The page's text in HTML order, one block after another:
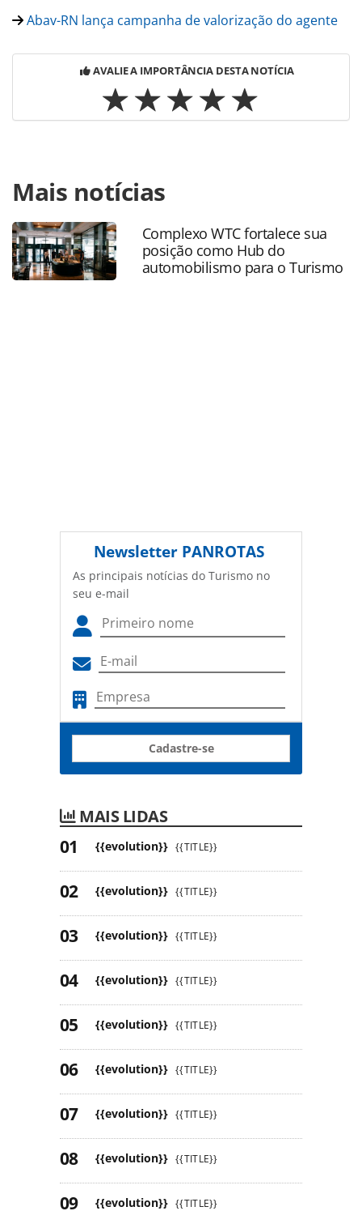
Abav-RN lança campanha de valorização do agente
AVALIE A IMPORTÂNCIA DESTA NOTÍCIA
https://www.panrotas.com.br/agencias-de-
viagens/eventos/2020/08/saiba-tudo-sobre-o-abav-collab-
evento-hibrido-programado-para-setembro_175719.html
ou as ferramentas oferecidas na página. Todo o conteúdo
produzido pela PANROTAS Editora é protegido pela
legislação brasileira sobre direito autoral. Não reproduza o
Mais notícias
Complexo WTC fortalece sua
posição como Hub do
automobilismo para o Turismo
Newsletter PANROTAS
As principais notícias do Turismo no
seu e-mail
Cadastre-se
MAIS LIDAS
{{evolution}} {{TITLE}}
{{evolution}} {{TITLE}}
{{evolution}} {{TITLE}}
{{evolution}} {{TITLE}}
{{evolution}} {{TITLE}}
{{evolution}} {{TITLE}}
{{evolution}} {{TITLE}}
{{evolution}} {{TITLE}}
{{evolution}} {{TITLE}}